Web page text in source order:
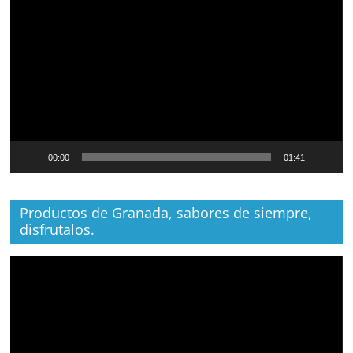
00:00 01:41
Productos de Granada, sabores de siempre,
disfrutalos.